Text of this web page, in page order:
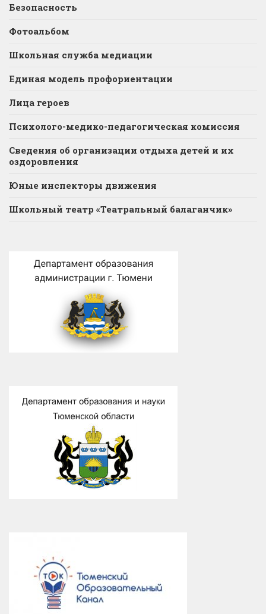
Безопасность
Фотоальбом
Школьная служба медиации
Единая модель профориентации
Лица героев
Психолого-медико-педагогическая комиссия
Сведения об организации отдыха детей и их
оздоровления
Юные инспекторы движения
Школьный театр «Театральный балаганчик»